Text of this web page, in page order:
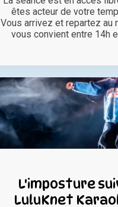
êtes acteur de votre
Vous arrivez et repartez au
vous convient entre 14h et
L'imposture
LuluKnet